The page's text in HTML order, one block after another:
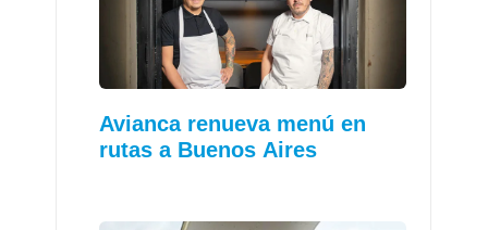
Avianca renueva menú en
rutas a Buenos Aires